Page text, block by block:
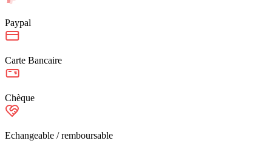
Paypal
Carte Bancaire
Chèque
Echangeable / remboursable